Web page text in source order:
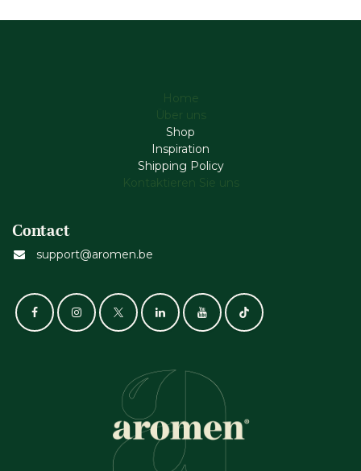
Home
Über uns
Shop
Inspiration
Shipping Policy
Kontaktieren Sie uns
Contact
support@aromen.be